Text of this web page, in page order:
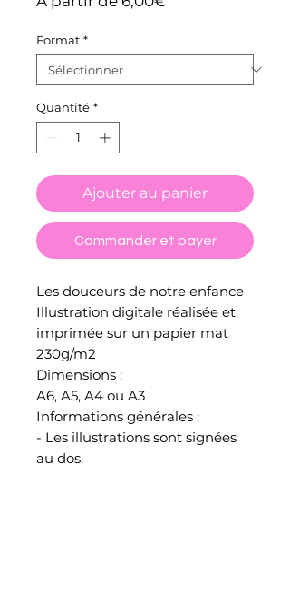
Format *
Quantité *
Ajouter au panier
Commander et payer
Les douceurs de notre enfance
Illustration digitale réalisée et
imprimée sur un papier mat
230g/m2
Dimensions :
A6, A5, A4 ou A3
Informations générales :
- Les illustrations sont signées
au dos.